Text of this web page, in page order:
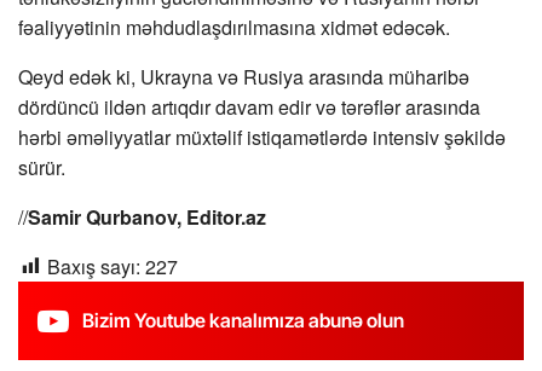
fəaliyyətinin məhdudlaşdırılmasına xidmət edəcək.
Qeyd edək ki, Ukrayna və Rusiya arasında müharibə
dördüncü ildən artıqdır davam edir və tərəflər arasında
hərbi əməliyyatlar müxtəlif istiqamətlərdə intensiv şəkildə
sürür.
//Samir Qurbanov, Editor.az
Baxış sayı: 227
Bizim Youtube kanalımıza abunə olun